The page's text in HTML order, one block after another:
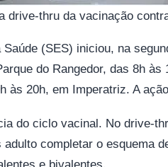
drive-thru da vacinação
(SES) iniciou, na
do Rangedor, das 8h
às 20h, em Imperatriz. A
do ciclo vacinal. No drive-
completar o esquema
e bivalentes.